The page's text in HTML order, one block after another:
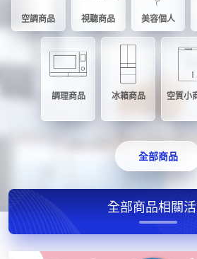
空調商品 視聽商品 美容個人
調理商品 冰箱商品 空質小
全部商品
全部商品相關